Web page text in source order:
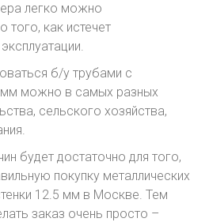
легко можно
того, как истечет
б/у трубами с
мм можно в самых разных
сельского хозяйства,
будет достаточно для того,
покупку металлических
12.5 мм в Москве. Тем
заказ очень просто –